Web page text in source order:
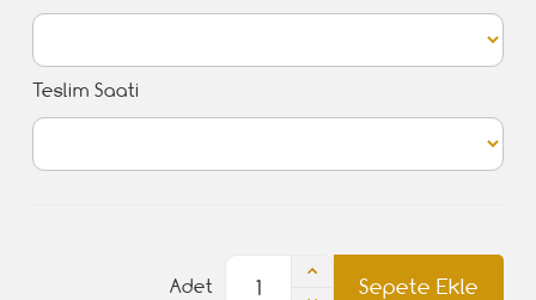
Teslim Saati
Sepete Ekle
Adet